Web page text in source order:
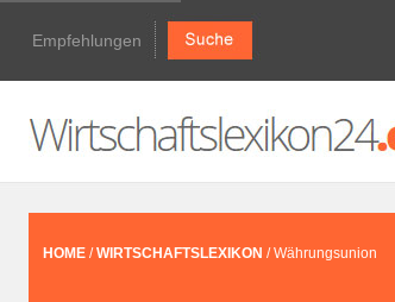
Empfehlungen
HOME /WIRTSCHAFTSLEXIKON / Währungsunion